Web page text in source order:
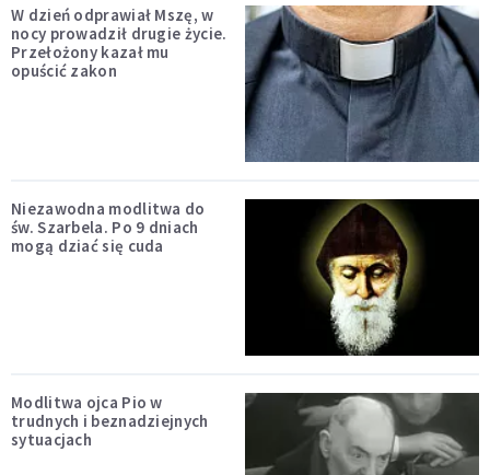
W dzień odprawiał Mszę, w
nocy prowadził drugie życie.
Przełożony kazał mu
opuścić zakon
Niezawodna modlitwa do
św. Szarbela. Po 9 dniach
mogą dziać się cuda
Modlitwa ojca Pio w
trudnych i beznadziejnych
sytuacjach